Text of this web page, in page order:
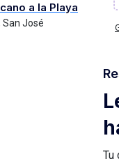
Tu
a la Playa
San José